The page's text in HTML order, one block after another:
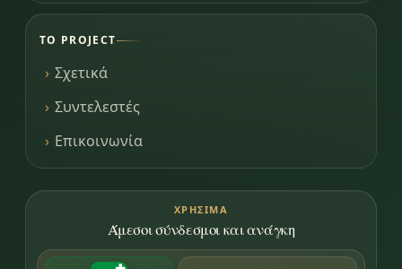
ΤΟ PROJECT
Σχετικά
Συντελεστές
Επικοινωνία
ΧΡΉΣΙΜΑ
Άμεσοι σύνδεσμοι και ανάγκη